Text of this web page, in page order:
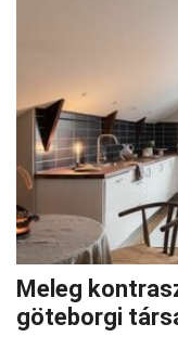
Meleg
göteborgi